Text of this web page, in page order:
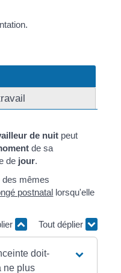
de nuit peut
de sa
de jour.
des mêmes
postnatal lorsqu'elle
Tout déplier
doit-
ne plus